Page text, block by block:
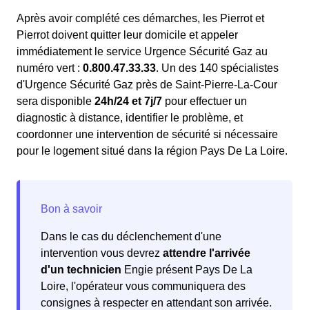
Après avoir complété ces démarches, les Pierrot et
Pierrot doivent quitter leur domicile et appeler
immédiatement le service Urgence Sécurité Gaz au
numéro vert : 0.800.47.33.33. Un des 140 spécialistes
d'Urgence Sécurité Gaz près de Saint-Pierre-La-Cour
sera disponible 24h/24 et 7j/7 pour effectuer un
diagnostic à distance, identifier le problème, et
coordonner une intervention de sécurité si nécessaire
pour le logement situé dans la région Pays De La Loire.
Dans le cas du déclenchement d'une
intervention vous devrez attendre l'arrivée
d'un technicien Engie présent Pays De La
Loire, l'opérateur vous communiquera des
consignes à respecter en attendant son arrivée.